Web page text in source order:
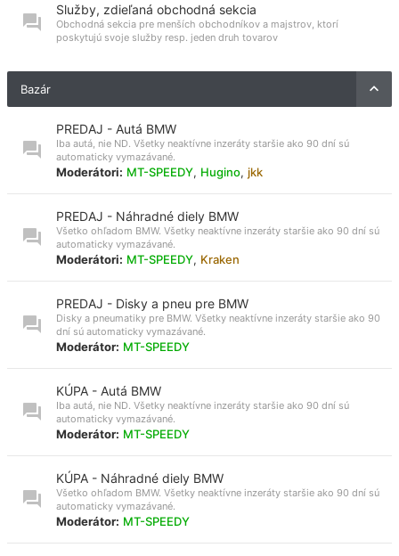
Služby, zdieľaná obchodná sekcia
Obchodná sekcia pre menších obchodníkov a majstrov, ktorí
poskytujú svoje služby resp. jeden druh tovarov
Bazár
PREDAJ - Autá BMW
Iba autá, nie ND. Všetky neaktívne inzeráty staršie ako 90 dní sú
automaticky vymazávané.
Moderátori: MT-SPEEDY, Hugino, jkk
PREDAJ - Náhradné diely BMW
Všetko ohľadom BMW. Všetky neaktívne inzeráty staršie ako 90 dní sú
automaticky vymazávané.
Moderátori: MT-SPEEDY, Kraken
PREDAJ - Disky a pneu pre BMW
Disky a pneumatiky pre BMW. Všetky neaktívne inzeráty staršie ako 90
dní sú automaticky vymazávané.
Moderátor: MT-SPEEDY
KÚPA - Autá BMW
Iba autá, nie ND. Všetky neaktívne inzeráty staršie ako 90 dní sú
automaticky vymazávané.
Moderátor: MT-SPEEDY
KÚPA - Náhradné diely BMW
Všetko ohľadom BMW. Všetky neaktívne inzeráty staršie ako 90 dní sú
automaticky vymazávané.
Moderátor: MT-SPEEDY